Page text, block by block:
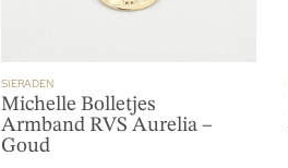
SIERADEN
Michelle Bolletjes
Armband RVS Aurelia –
Goud